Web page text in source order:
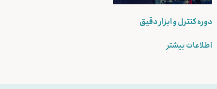
دوره کنترل و ابزار دقیق
اطلاعات بیشتر